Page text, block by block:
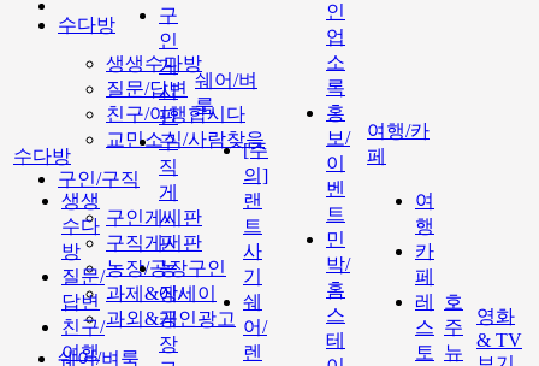
수다방
생생수다방
질문/답변
친구/여행합시다
교민소식/사람찾음
구인/구직
구인게시판
구직게시판
농장/공장구인
과제&에세이
과외&개인광고
쉐어/벼룩
수다방
생생
수다
방
질문/
답변
친구/
여행
구
인
게
시
판
구
직
게
시
판
농
장/
공
장
쉐어/벼
룩
[주
의]
랜
트
사
기
쉐
어/
렌
인
업
소
록
홍
보/
이
벤
트
민
박/
홈
스
테
여행/카
페
여
행
카
페
레
스
토
호
주
뉴
영화
& TV